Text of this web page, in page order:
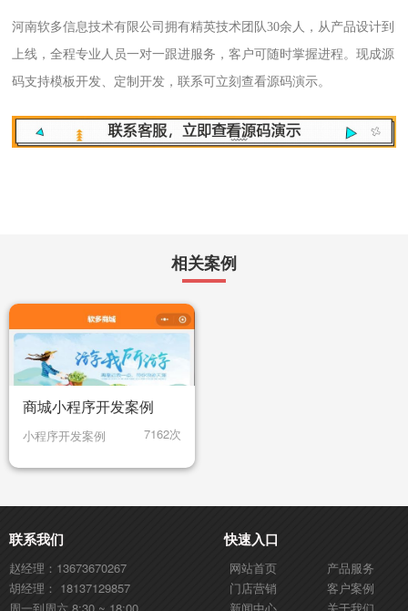
河南软多信息技术有限公司拥有精英技术团队30余人，从产品设计到
上线，全程专业人员一对一跟进服务，客户可随时掌握进程。现成源
码支持模板开发、定制开发，联系可立刻查看源码演示。
相关案例
商城小程序开发案例
小程序开发案例 7162次
联系我们
赵经理：13673670267
胡经理： 18137129857
快速入口
网站首页
产品服务
门店营销
客户案例